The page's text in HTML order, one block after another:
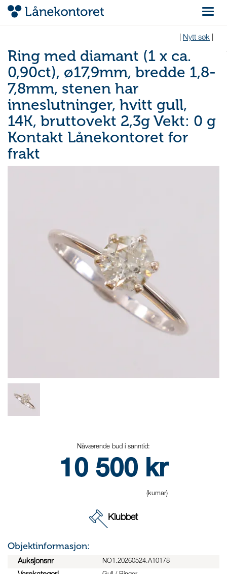
Nytt søk
Ring med diamant (1 x ca.
0,90ct), ø17,9mm, bredde 1,8-
7,8mm, stenen har
inneslutninger, hvitt gull,
14K, bruttovekt 2,3g Vekt: 0 g
Kontakt Lånekontoret for
frakt
Nåværende bud i sanntid:
10 500 kr
(kumar)
Klubbet
Objektinformasjon:
Auksjonsnr NO1.20260524.A10178